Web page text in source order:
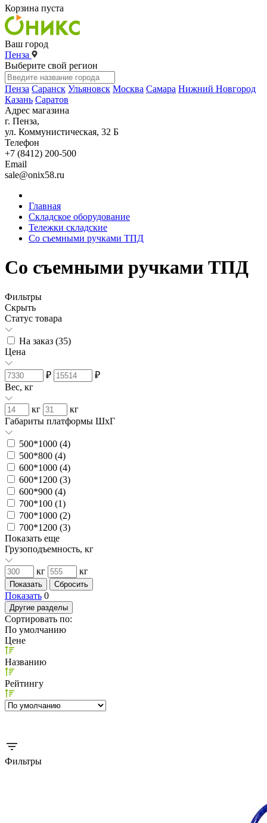
Корзина пуста
Ваш город
Пенза
Выберите свой регион
Пенза Саранск Ульяновск Москва Самара Нижний Новгород
Казань Саратов
Адрес магазина
г. Пенза,
ул. Коммунистическая, 32 Б
Телефон
+7 (8412) 200-500
Email
sale@onix58.ru
Главная
Складское оборудование
Тележки складские
Со съемными ручками ТПД
Со съемными ручками ТПД
Фильтры
Скрыть
Статус товара
На заказ (35)
Цена
₽
₽
Вес, кг
кг
кг
Габариты платформы ШxГ
500*1000 (4)
500*800 (4)
600*1000 (4)
600*1200 (3)
600*900 (4)
700*100 (1)
700*1000 (2)
700*1200 (3)
Показать еще
Грузоподъемность, кг
кг кг
Показать 0
Другие разделы
Сортировать по:
По умолчанию
Цене
Названию
Рейтингу
Фильтры